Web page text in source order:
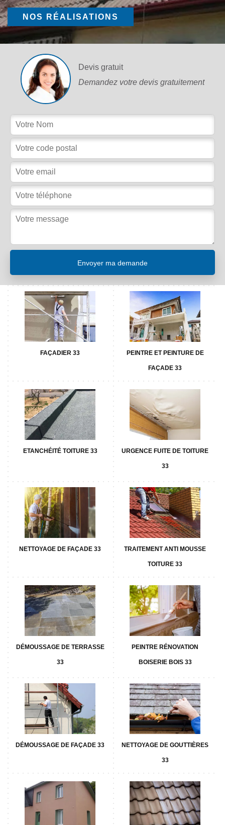
NOS RÉALISATIONS
Devis gratuit
Demandez votre devis gratuitement
FAÇADIER 33 PEINTRE ET PEINTURE DE
FAÇADE 33
ETANCHÉITÉ TOITURE 33 URGENCE FUITE DE TOITURE
33
NETTOYAGE DE FAÇADE 33 TRAITEMENT ANTI MOUSSE
TOITURE 33
DÉMOUSSAGE DE TERRASSE
33
PEINTRE RÉNOVATION
BOISERIE BOIS 33
DÉMOUSSAGE DE FAÇADE 33 NETTOYAGE DE GOUTTIÈRES
33